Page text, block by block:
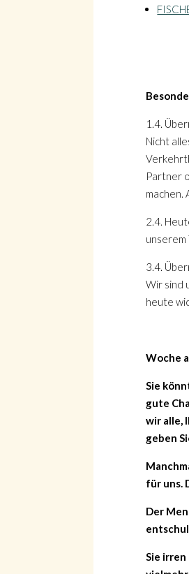
1.4.
Nicht
Partner
machen.
2.4.
unserem
3.4.
Wir sind
heute
Woche
Sie
gute
wir alle,
geben
für uns.
Der
Sie